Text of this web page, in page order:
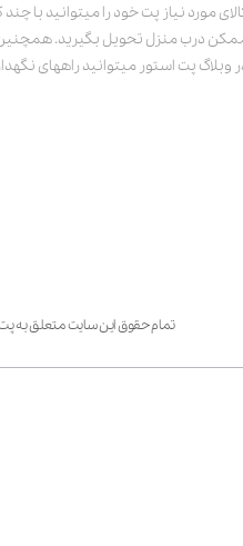
مورد نیاز پت خود را میتوانید با
درب منزل تحویل بگیرید. همچنین
وبلاگ پت استور میتوانید راههای
تمام حقوق این سایت متعلق به پت